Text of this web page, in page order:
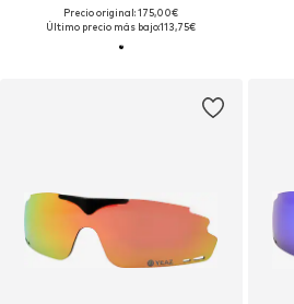
Precio original: 175,00€
Último precio más bajo:113,75€